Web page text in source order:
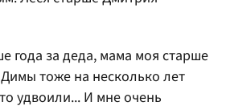
года за деда, мама моя старше
тоже на несколько лет
удвоили... И мне очень